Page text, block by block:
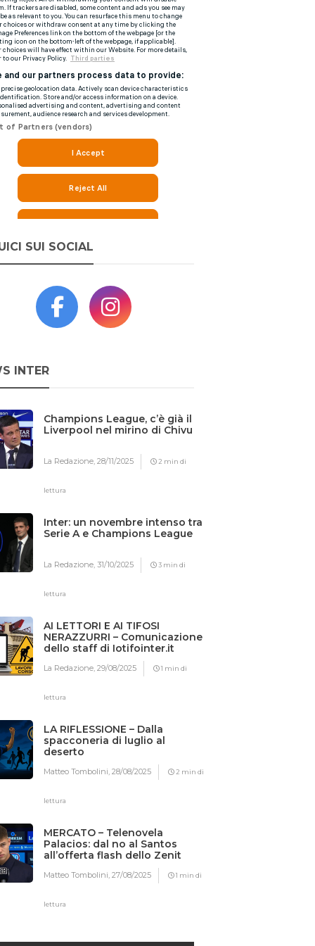
SUI SOCIAL
INTER
Champions League, c’è già il
Liverpool nel mirino di Chivu
La Redazione,28/11/2025 2 min di
lettura
Inter: un novembre intenso tra
Serie A e Champions League
La Redazione,31/10/2025 3 min di
lettura
AI LETTORI E AI TIFOSI
NERAZZURRI – Comunicazione
dello staff di Iotifointer.it
La Redazione,29/08/2025 1 min di
lettura
LA RIFLESSIONE – Dalla
spacconeria di luglio al
deserto
Matteo Tombolini,28/08/2025 2 min di
lettura
MERCATO – Telenovela
Palacios: dal no al Santos
all’offerta flash dello Zenit
Matteo Tombolini,27/08/2025 1 min di
lettura